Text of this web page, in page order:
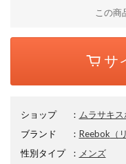
この商
サ
ショップ ： ムラサキ
ブランド
： Reebok （
性別タイプ
： メンズ